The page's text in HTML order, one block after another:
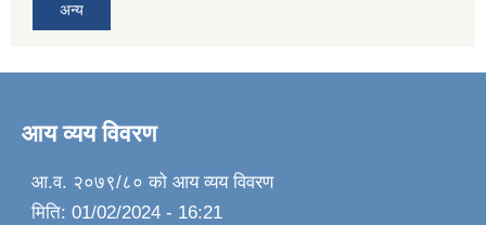
अन्य
आय व्यय विवरण
आ.व. २०७९/८० को आय व्यय विवरण
मिति: 01/02/2024 - 16:21